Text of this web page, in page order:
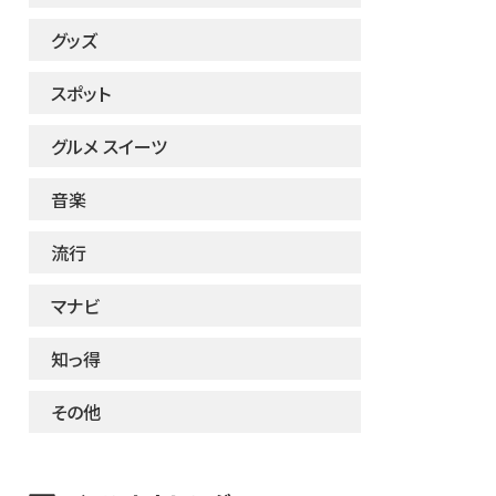
グッズ
スポット
グルメ スイーツ
音楽
流行
マナビ
知っ得
その他